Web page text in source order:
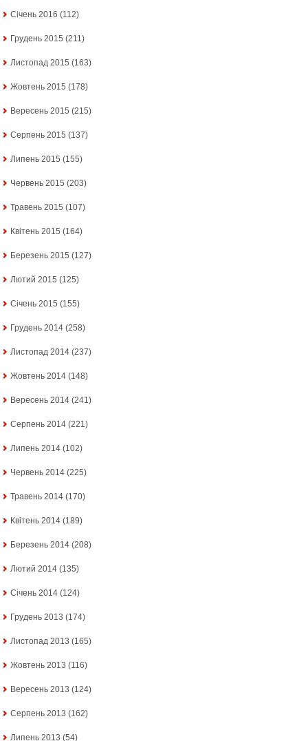
Січень 2016 (112)
Грудень 2015 (211)
Листопад 2015 (163)
Жовтень 2015 (178)
Вересень 2015 (215)
Серпень 2015 (137)
Липень 2015 (155)
Червень 2015 (203)
Травень 2015 (107)
Квітень 2015 (164)
Березень 2015 (127)
Лютий 2015 (125)
Січень 2015 (155)
Грудень 2014 (258)
Листопад 2014 (237)
Жовтень 2014 (148)
Вересень 2014 (241)
Серпень 2014 (221)
Липень 2014 (102)
Червень 2014 (225)
Травень 2014 (170)
Квітень 2014 (189)
Березень 2014 (208)
Лютий 2014 (135)
Січень 2014 (124)
Грудень 2013 (174)
Листопад 2013 (165)
Жовтень 2013 (116)
Вересень 2013 (124)
Серпень 2013 (162)
Липень 2013 (54)